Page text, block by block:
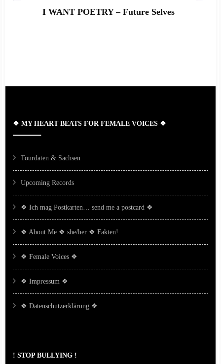
I WANT POETRY – Future Selves
❖ MY HEART BEATS FOR FEMALE VOICES ❖
Tourdaten & Sachsen
Upcoming Records
❖ Ich mag Postkarten… send me a postcard ❖
❖ About Me ❖ she/her ❖ Fakten!
❖ Female Voices ❖
❖ Impressum ❖
❖ Datenschutzerklärung ❖
! STOP BULLYING !